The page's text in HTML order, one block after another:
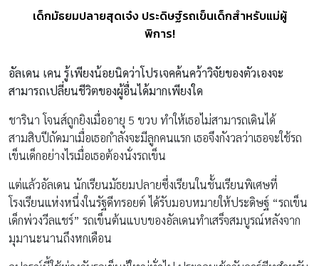
เด็กมัธยมปลายสุดเจ๋ง ประดิษฐ์รถเข็นเด็กสำหรับแม่ผู้
พิการ!
อัลเดน เคน รู้เพียงน้อยนิดว่าโปรเจคค้นคว้าวิจัยของตัวเองจะ
สามารถเปลี่ยนชีวิตของผู้อื่นได้มากเพียงใด
ชารินา โจนส์ถูกยิงเมื่ออายุ 5 ขวบ ทำให้เธอไม่สามารถเดินได้
สามสิบปีถัดมาเมื่อเธอกำลังจะมีลูกคนแรก เธอจึงกังวลว่าเธอจะใช้รถ
เข็นเด็กอย่างไรเมื่อเธอต้องนั่งรถเข็น
แต่แล้วอัลเดน นักเรียนมัธยมปลายซึ่งเรียนในชั้นเรียนพิเศษที่
โรงเรียนแห่งหนึ่งในรัฐดีทรอยต์ ได้รับมอบหมายให้ประดิษฐ์ “รถเข็น
เด็กพ่วงวีลแชร์” รถเข็นต้นแบบของอัลเดนทำเสร็จสมบูรณ์หลังจาก
มุมานะนานถึงหกเดือน